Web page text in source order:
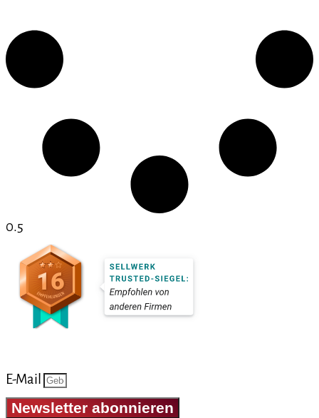
E-Mail
Newsletter abonnieren